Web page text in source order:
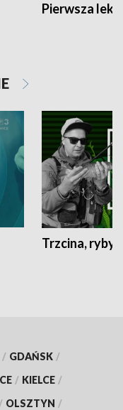
Pierwsza
Trzcina, ryby
/ GDAŃSK /
/ KIELCE /
/ OLSZTYN /